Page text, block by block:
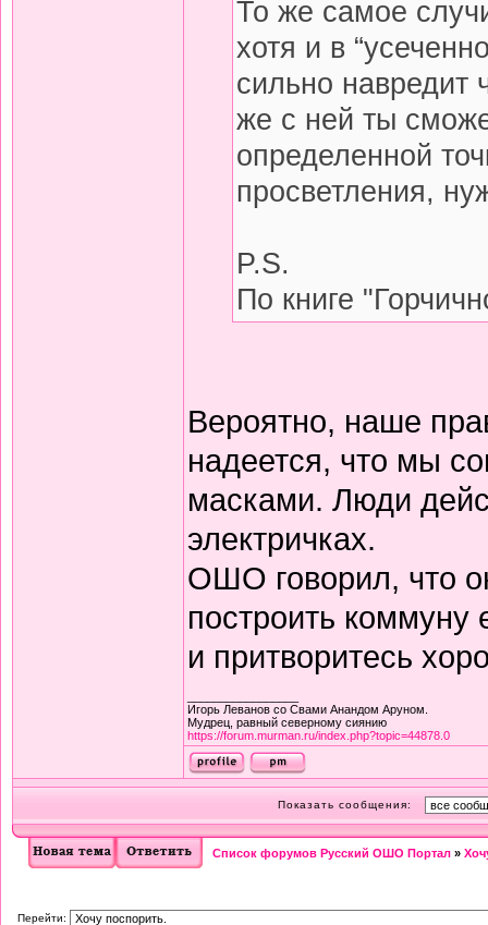
То же самое
хотя и в
сильно навредит
же с ней ты
определенной
просветления,
P.S.
По книге
Вероятно, наше
надеется, что мы
масками. Люди
электричках.
ОШО говорил, что
построить коммуну
и притворитесь
Игорь Леванов со Свами Анандом Аруном.
Мудрец, равный северному сиянию
https://forum.murman.ru/index.php?topic=44878.0
Показать сообщения:
Список форумов Русский ОШО Портал »
Перейти: